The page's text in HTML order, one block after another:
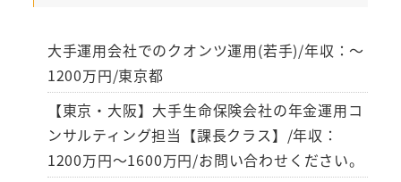
大手運用会社でのクオンツ運用(若手)/年収：～
1200万円/東京都
【東京・大阪】大手生命保険会社の年金運用コ
ンサルティング担当【課長クラス】/年収：
1200万円～1600万円/お問い合わせください。